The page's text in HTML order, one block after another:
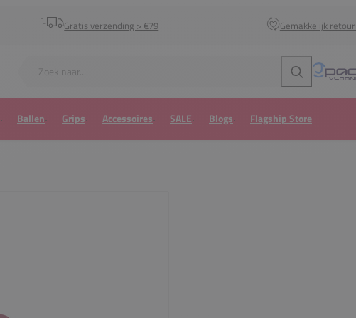
Gratis verzending > €79 Gemakkelijk
Zoeken
Ballen Grips Accessoires SALE Blogs Flagship Store